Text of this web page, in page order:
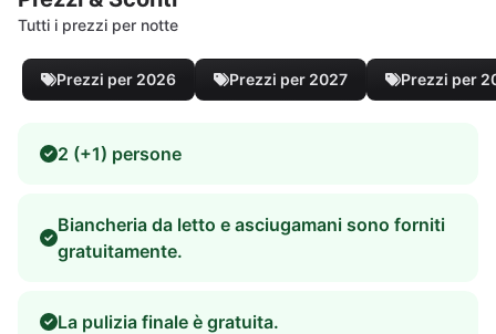
Tutti i prezzi per notte
Prezzi per 2026 Prezzi per 2027 Prezzi per
2 (+1) persone
Biancheria da letto e asciugamani sono forniti
gratuitamente.
La pulizia finale è gratuita.